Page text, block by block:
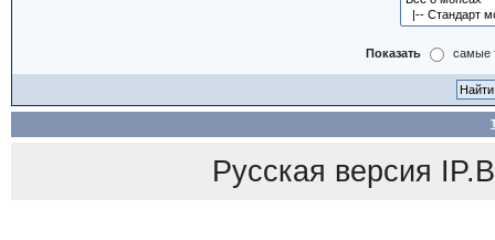
Показать самые
Русская версия